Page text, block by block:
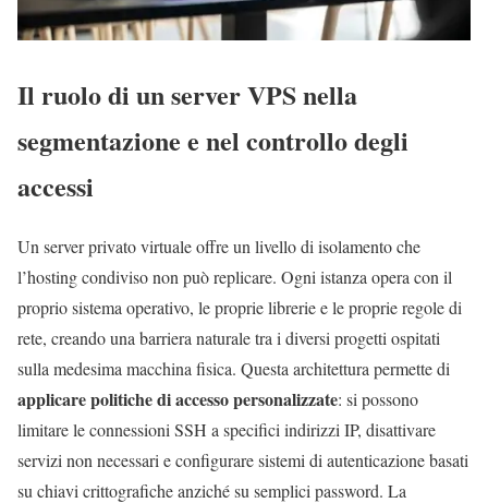
Il ruolo di un server VPS nella
segmentazione e nel controllo degli
accessi
Un server privato virtuale offre un livello di isolamento che
l’hosting condiviso non può replicare. Ogni istanza opera con il
proprio sistema operativo, le proprie librerie e le proprie regole di
rete, creando una barriera naturale tra i diversi progetti ospitati
sulla medesima macchina fisica. Questa architettura permette di
applicare politiche di accesso personalizzate: si possono
limitare le connessioni SSH a specifici indirizzi IP, disattivare
servizi non necessari e configurare sistemi di autenticazione basati
su chiavi crittografiche anziché su semplici password. La